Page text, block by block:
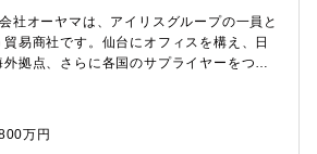
務戦略へのキャリア拡張も可能です。
ージへ」守りの経理から、攻めの経理へ
お待ちしています。
社オーヤマは、アイリスグループの一員と
易商社です。仙台にオフィスを構え、日
拠点、さらに各国のサプライヤーをつな
出入までを一貫して行うことで、アイリス
な供給体制を支えています。年間数十億円
化を担うポジションで、海外からの商品調
万円